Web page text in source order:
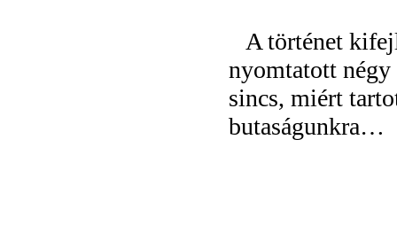
A történet
nyomtatott négy
sincs, miért
butaságunkra…